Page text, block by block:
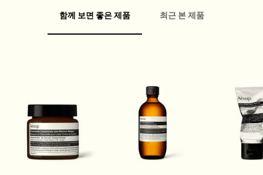
PDP Video Fullscreen Flowplayer
함께 보면 좋은 제품 최근 본 제품